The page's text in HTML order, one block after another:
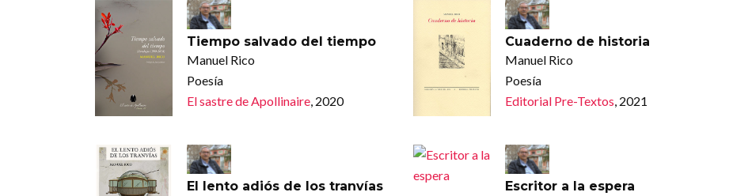
Tiempo salvado del tiempo
Manuel Rico
Poesía
El sastre de Apollinaire, 2020
Cuaderno de historia
Manuel Rico
Poesía
Editorial Pre-Textos, 2021
El lento adiós de los tranvías
Escritor a la espera